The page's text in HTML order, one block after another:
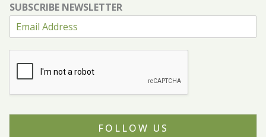
SUBSCRIBE NEWSLETTER
FOLLOW US